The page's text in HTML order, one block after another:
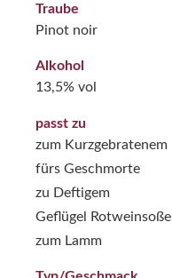
Traube
Pinot noir
Alkohol
13,5% vol
passt zu
zum Kurzgebratenem
fürs Geschmorte
zu Deftigem
Geflügel Rotweinsoße
zum Lamm